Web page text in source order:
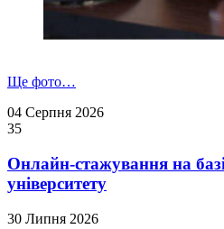
Ще фото…
04 Серпня 2026
35
Онлайн-стажування на
університету
30 Липня 2026